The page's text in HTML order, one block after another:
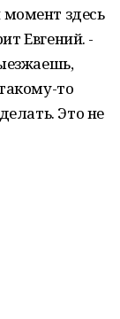
здесь
Евгений. -
то
Это не